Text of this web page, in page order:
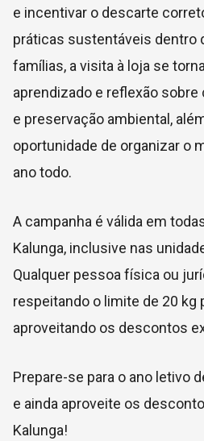
e incentivar o descarte
práticas sustentáveis dentro
famílias, a visita à loja se
aprendizado e reflexão
e preservação ambiental,
oportunidade de organizar o
ano todo.
A campanha é válida em
Kalunga, inclusive nas
Qualquer pessoa física ou
respeitando o limite de 20 kg
aproveitando os descontos
Prepare-se para o ano letivo
e ainda aproveite os
Kalunga!